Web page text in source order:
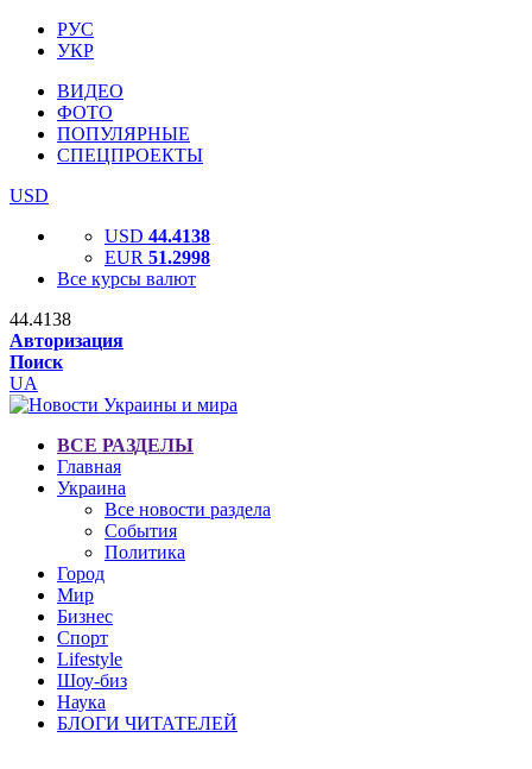
РУС
УКР
ВИДЕО
ФОТО
ПОПУЛЯРНЫЕ
СПЕЦПРОЕКТЫ
USD
USD 44.4138
EUR 51.2998
Все курсы валют
44.4138
Авторизация
Поиск
UA
ВСЕ РАЗДЕЛЫ
Главная
Украина
Все новости раздела
События
Политика
Город
Мир
Бизнес
Спорт
Lifestyle
Шоу-биз
Наука
БЛОГИ ЧИТАТЕЛЕЙ